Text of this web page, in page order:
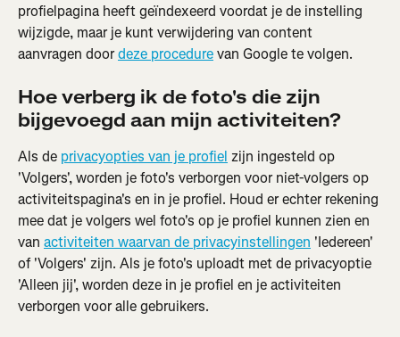
profielpagina heeft geïndexeerd voordat je de instelling
wijzigde, maar je kunt verwijdering van content
aanvragen door deze procedure van Google te volgen.
Hoe verberg ik de foto's die zijn
bijgevoegd aan mijn activiteiten?
Als de privacyopties van je profiel zijn ingesteld op
'Volgers', worden je foto's verborgen voor niet-volgers op
activiteitspagina's en in je profiel. Houd er echter rekening
mee dat je volgers wel foto's op je profiel kunnen zien en
van activiteiten waarvan de privacyinstellingen 'Iedereen'
of 'Volgers' zijn. Als je foto's uploadt met de privacyoptie
'Alleen jij', worden deze in je profiel en je activiteiten
verborgen voor alle gebruikers.